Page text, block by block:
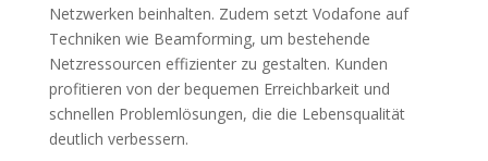
Netzwerken beinhalten. Zudem setzt Vodafone auf
Techniken wie Beamforming, um bestehende
Netzressourcen effizienter zu gestalten. Kunden
profitieren von der bequemen Erreichbarkeit und
schnellen Problemlösungen, die die Lebensqualität
deutlich verbessern.